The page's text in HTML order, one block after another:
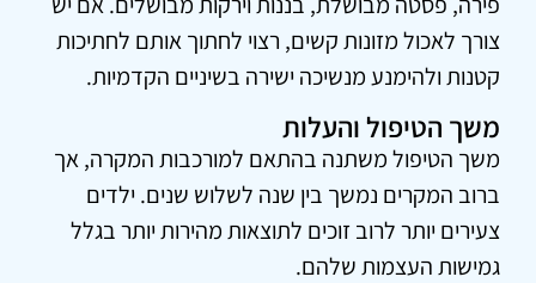
צורך לאכול מזונות קשים, רצוי לחתוך אותם לחתיכות
קטנות ולהימנע מנשיכה ישירה בשיניים הקדמיות.
משך הטיפול והעלות
משך הטיפול משתנה בהתאם למורכבות המקרה, אך
ברוב המקרים נמשך בין שנה לשלוש שנים. ילדים
צעירים יותר לרוב זוכים לתוצאות מהירות יותר בגלל
גמישות העצמות שלהם.